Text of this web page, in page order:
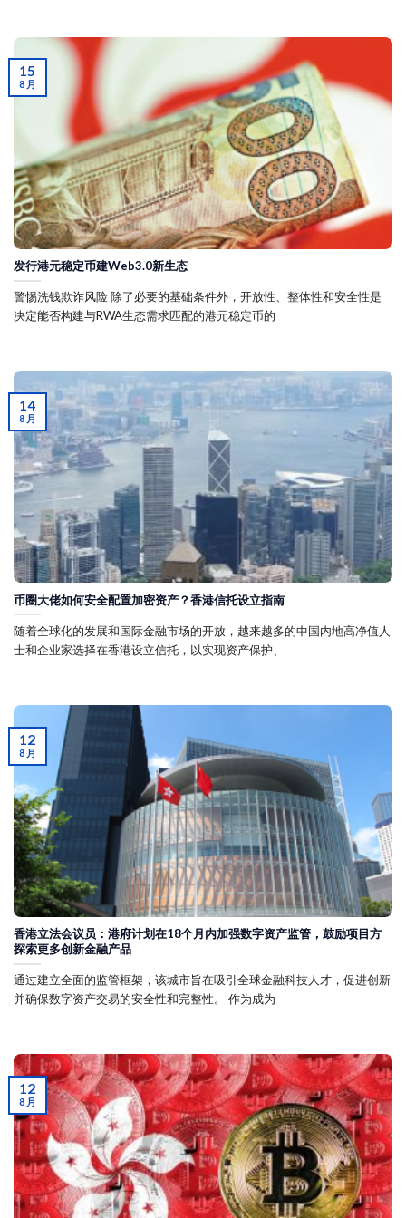
发行港元稳定币建Web3.0新生态
警惕洗钱欺诈风险 除了必要的基础条件外，开放性、整体性和安全性是
决定能否构建与RWA生态需求匹配的港元稳定币的
15
8 月
币圈大佬如何安全配置加密资产？香港信托设立指南
随着全球化的发展和国际金融市场的开放，越来越多的中国内地高净值人
士和企业家选择在香港设立信托，以实现资产保护、
14
8 月
香港立法会议员：港府计划在18个月内加强数字资产监管，鼓励项目方
探索更多创新金融产品
通过建立全面的监管框架，该城市旨在吸引全球金融科技人才，促进创新
并确保数字资产交易的安全性和完整性。 作为成为
12
8 月
12
8 月